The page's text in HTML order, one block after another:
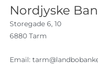
Nordjyske
Storegade 6, 10
6880 Tarm
Email: